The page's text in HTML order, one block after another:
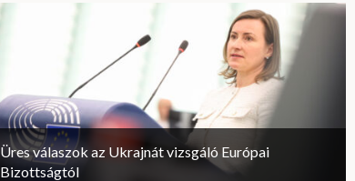
Üres válaszok az Ukrajnát vizsgáló Európai
Bizottságtól